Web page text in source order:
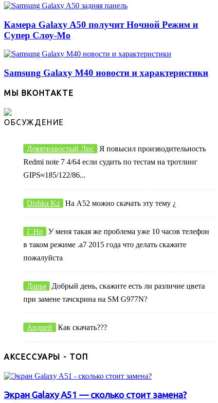
Камера Galaxy A50 получит Ночной Режим и
Супер Слоу-Мо
Samsung Galaxy M40 новости и характеристики
МЫ ВКОНТАКТЕ
ОБСУЖДЕНИЕ
Девятихвостый Лис
Я повысил производительность
Redmi note 7 4/64 если судить по тестам на тротлинг
GIPS≈185/122/86...
Dishka Kz На А52 можно скачать эту тему ¿
Г Нр
У меня такая же проблема уже 10 часов телефон
в таком режиме .а7 2015 года что делать скажите
пожалуйста
Дарья
Добрый день, скажите есть ли различие цвета
при замене тачскрина на SM G977N?
Андрей Как скачать???
АКСЕССУАРЫ - ТОП
Экран Galaxy A51 — сколько стоит замена?